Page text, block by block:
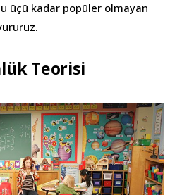
üçü kadar popüler olmayan
Teorisi